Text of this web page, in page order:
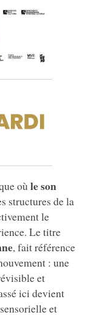
où le son
structures de la
le
Le titre
, fait référence
: une
et
ici devient
et